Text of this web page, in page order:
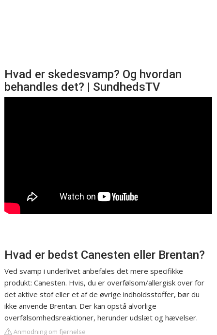
Hvad er skedesvamp? Og hvordan
behandles det? | SundhedsTV
Hvad er bedst Canesten eller Brentan?
Ved svamp i underlivet anbefales det mere specifikke
produkt: Canesten. Hvis, du er overfølsom/allergisk over for
det aktive stof eller et af de øvrige indholdsstoffer, bør du
ikke anvende Brentan. Der kan opstå alvorlige
overfølsomhedsreaktioner, herunder udslæt og hævelser.
Anmodning om fjernelse